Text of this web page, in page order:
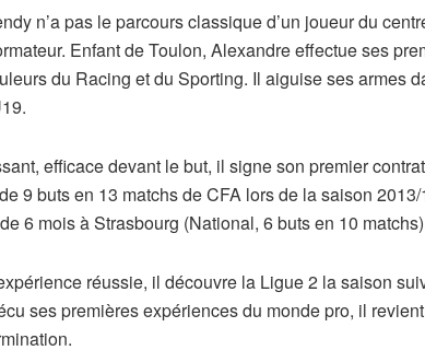
n’a pas le parcours classique d’un joueur du
Enfant de Toulon, Alexandre effectue ses
du Racing et du Sporting. Il aiguise ses armes
efficace devant le but, il signe son premier
9 buts en 13 matchs de CFA lors de la saison
6 mois à Strasbourg (National, 6 buts en 10
réussie, il découvre la Ligue 2 la saison
ses premières expériences du monde pro, il